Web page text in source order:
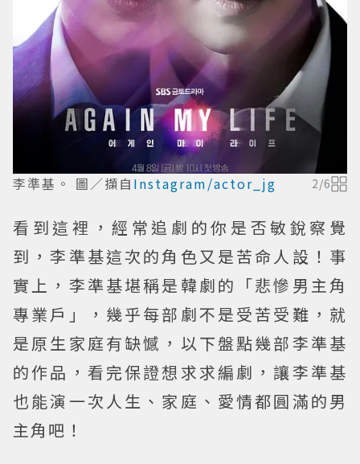
李準基。 圖／擷自 Instagram/actor_jg 2/6
看到這裡，經常追劇的你是否敏銳察覺
到，李準基這次的角色又是苦命人設！事
實上，李準基堪稱是韓劇的「悲慘男主角
專業戶」，幾乎每部劇不是受苦受難，就
是原生家庭有缺憾，以下盤點幾部李準基
的作品，看完保證想求求編劇，讓李準基
也能演一次人生、家庭、愛情都圓滿的男
主角吧！